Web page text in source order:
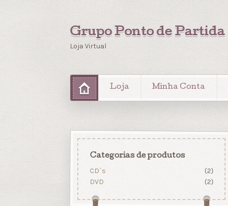
Grupo Ponto de Partida
Loja Virtual
Loja Minha Conta
Categorias de produtos
CD`s
(2)
DVD
(2)